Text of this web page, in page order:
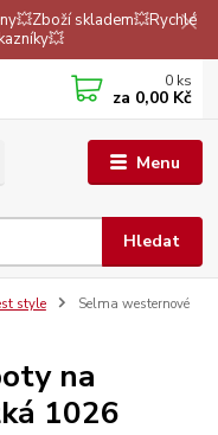
skladem💥Rychlé
Menu
Hledat
0 ks
za 0,00 Kč
style
Selma westernové
na
1026